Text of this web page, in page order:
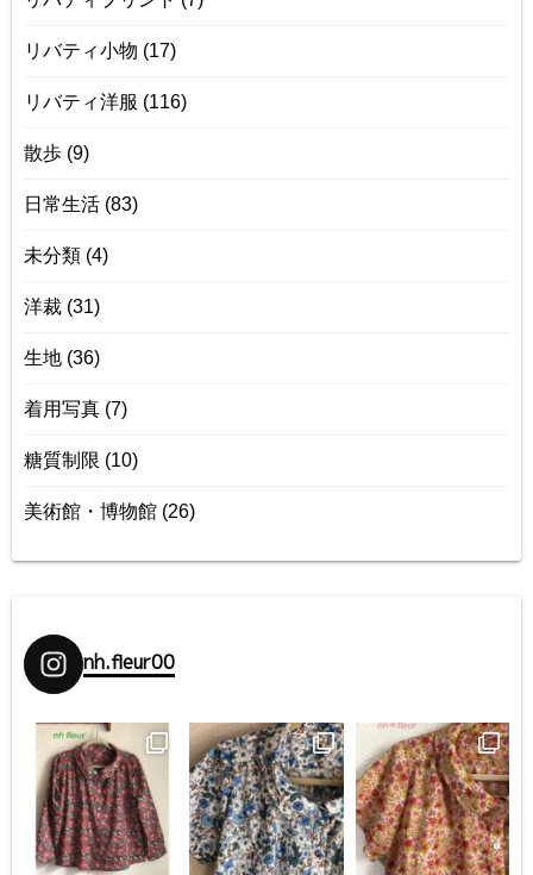
リバティ小物 (17)
リバティ洋服 (116)
散歩 (9)
日常生活 (83)
未分類 (4)
洋裁 (31)
生地 (36)
着用写真 (7)
糖質制限 (10)
美術館・博物館 (26)
nh.fleur00